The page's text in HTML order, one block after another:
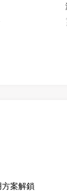
案解鎖